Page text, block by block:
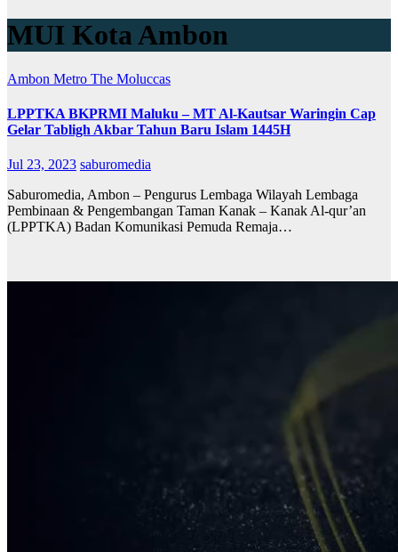
MUI Kota Ambon
Ambon Metro The Moluccas
LPPTKA BKPRMI Maluku – MT Al-Kautsar Waringin Cap
Gelar Tabligh Akbar Tahun Baru Islam 1445H
Jul 23, 2023 saburomedia
Saburomedia, Ambon – Pengurus Lembaga Wilayah Lembaga
Pembinaan & Pengembangan Taman Kanak – Kanak Al-qur’an
(LPPTKA) Badan Komunikasi Pemuda Remaja…